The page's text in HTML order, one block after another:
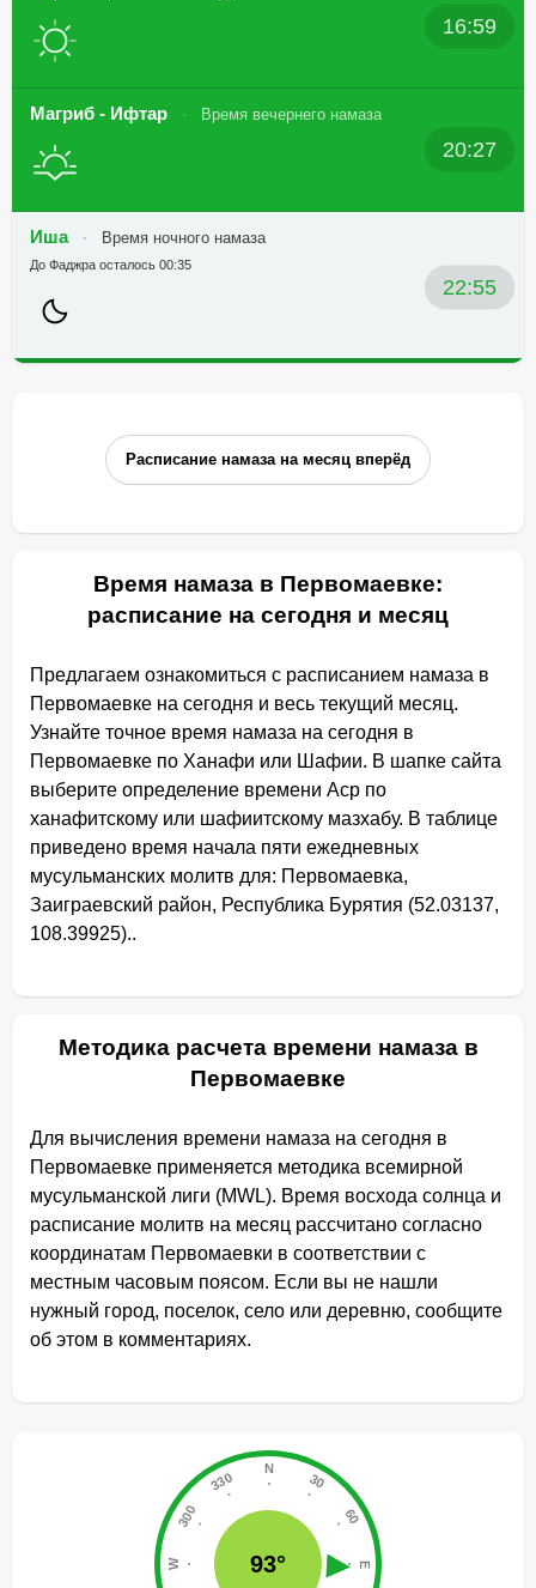
16:59
Магриб - Ифтар Время вечернего намаза
20:27
Иша Время ночного намаза
22:55
До Фаджра осталось 00:35
Расписание намаза на месяц вперёд
Время намаза в Первомаевке:
расписание на сегодня и месяц
Предлагаем ознакомиться с расписанием намаза в
Первомаевке на сегодня и весь текущий месяц.
Узнайте точное время намаза на сегодня в
Первомаевке по Ханафи или Шафии. В шапке сайта
выберите определение времени Аср по
ханафитскому или шафиитскому мазхабу. В таблице
приведено время начала пяти ежедневных
мусульманских молитв для: Первомаевка,
Заиграевский район, Республика Бурятия (52.03137,
108.39925)..
Методика расчета времени намаза в
Первомаевке
Для вычисления времени намаза на сегодня в
Первомаевке применяется методика всемирной
мусульманской лиги (MWL). Время восхода солнца и
расписание молитв на месяц рассчитано согласно
координатам Первомаевки в соответствии с
местным часовым поясом. Если вы не нашли
нужный город, поселок, село или деревню, сообщите
об этом в комментариях.
93°